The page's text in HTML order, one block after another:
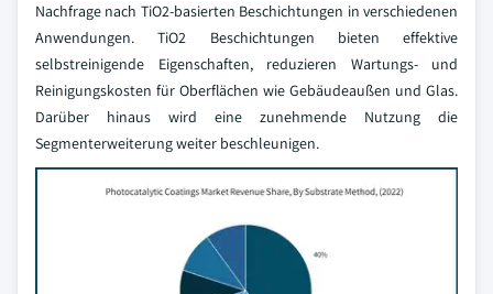
Nachfrage nach TiO2-basierten Beschichtungen in verschiedenen
Anwendungen. TiO2 Beschichtungen bieten effektive
selbstreinigende Eigenschaften, reduzieren Wartungs- und
Reinigungskosten für Oberflächen wie Gebäudeaußen und Glas.
Darüber hinaus wird eine zunehmende Nutzung die
Segmenterweiterung weiter beschleunigen.